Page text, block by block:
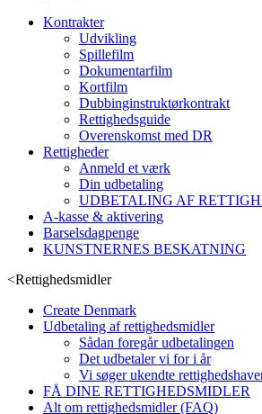
Kontrakter
Udvikling
Spillefilm
Dokumentarfilm
Kortfilm
Dubbinginstruktørkontrakt
Rettighedsguide
Overenskomst med DR
Rettigheder
Anmeld et værk
Din udbetaling
UDBETALING AF
A-kasse & aktivering
Barselsdagpenge
KUNSTNERNES BESKATNING
<Rettighedsmidler
Create Denmark
Udbetaling af rettighedsmidler
Sådan foregår udbetalingen
Det udbetaler vi for i år
Vi søger ukendte
FÅ DINE RETTIGHEDSMIDLER
Alt om rettighedsmidler (FAQ)